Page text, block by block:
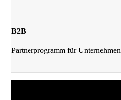
B2B
Partnerprogramm für Unternehmen